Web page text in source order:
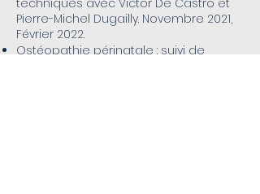
techniques avec Victor De Castro et
Pierre-Michel Dugailly. Novembre 2021,
Février 2022.
Ostéopathie périnatale : suivi de